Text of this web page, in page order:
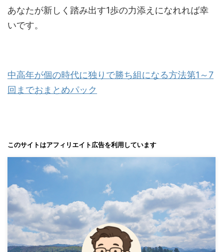
あなたが新しく踏み出す1歩の力添えになれれば幸
いです。
中高年が個の時代に独りで勝ち組になる方法第1～7
回までおまとめパック
このサイトはアフィリエイト広告を利用しています